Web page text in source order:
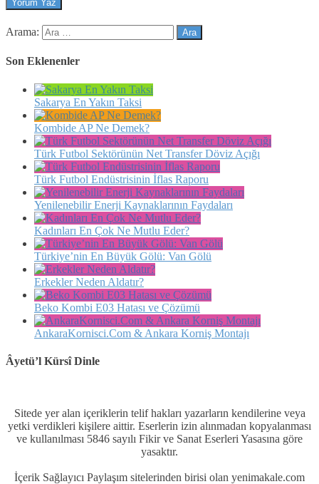
Arama:
Son Eklenenler
Sakarya En Yakın Taksi
Kombide AP Ne Demek?
Türk Futbol Sektörünün Net Transfer Döviz Açığı
Türk Futbol Endüstrisinin İflas Raporu
Yenilenebilir Enerji Kaynaklarının Faydaları
Kadınları En Çok Ne Mutlu Eder?
Türkiye’nin En Büyük Gölü: Van Gölü
Erkekler Neden Aldatır?
Beko Kombi E03 Hatası ve Çözümü
AnkaraKornisci.Com & Ankara Korniş Montajı
Âyetü’l Kürsî Dinle
Sitede yer alan içeriklerin telif hakları yazarların kendilerine veya
yetki verdikleri kişilere aittir. Eserlerin izin alınmadan kopyalanması
ve kullanılması 5846 sayılı Fikir ve Sanat Eserleri Yasasına göre
yasaktır.
İçerik Sağlayıcı Paylaşım sitelerinden birisi olan yenimakale.com